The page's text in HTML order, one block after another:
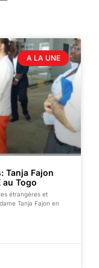
A LA UNE
Tanja Fajon
au Togo
étrangères et
Tanja Fajon en